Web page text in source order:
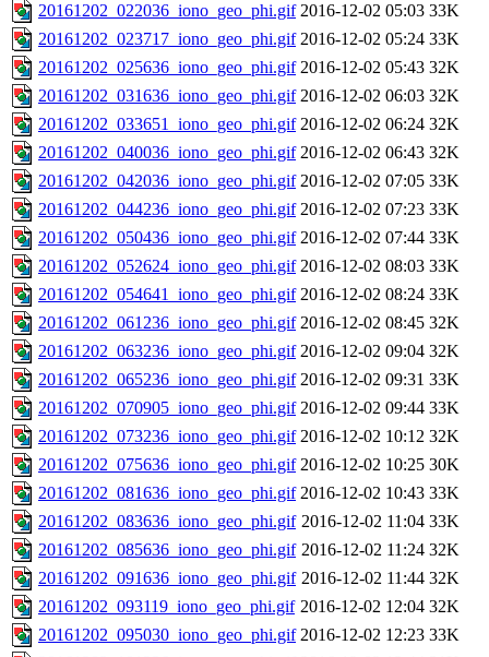
20161202_022036_iono_geo_phi.gif 2016-12-02 05:03 33K
20161202_023717_iono_geo_phi.gif 2016-12-02 05:24 33K
20161202_025636_iono_geo_phi.gif 2016-12-02 05:43 32K
20161202_031636_iono_geo_phi.gif 2016-12-02 06:03 32K
20161202_033651_iono_geo_phi.gif 2016-12-02 06:24 32K
20161202_040036_iono_geo_phi.gif 2016-12-02 06:43 32K
20161202_042036_iono_geo_phi.gif 2016-12-02 07:05 33K
20161202_044236_iono_geo_phi.gif 2016-12-02 07:23 33K
20161202_050436_iono_geo_phi.gif 2016-12-02 07:44 33K
20161202_052624_iono_geo_phi.gif 2016-12-02 08:03 33K
20161202_054641_iono_geo_phi.gif 2016-12-02 08:24 33K
20161202_061236_iono_geo_phi.gif 2016-12-02 08:45 32K
20161202_063236_iono_geo_phi.gif 2016-12-02 09:04 32K
20161202_065236_iono_geo_phi.gif 2016-12-02 09:31 33K
20161202_070905_iono_geo_phi.gif 2016-12-02 09:44 33K
20161202_073236_iono_geo_phi.gif 2016-12-02 10:12 32K
20161202_075636_iono_geo_phi.gif 2016-12-02 10:25 30K
20161202_081636_iono_geo_phi.gif 2016-12-02 10:43 33K
20161202_083636_iono_geo_phi.gif 2016-12-02 11:04 33K
20161202_085636_iono_geo_phi.gif 2016-12-02 11:24 32K
20161202_091636_iono_geo_phi.gif 2016-12-02 11:44 32K
20161202_093119_iono_geo_phi.gif 2016-12-02 12:04 32K
20161202_095030_iono_geo_phi.gif 2016-12-02 12:23 33K